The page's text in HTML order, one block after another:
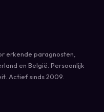
erkende paragnosten,
en België. Persoonlijk
Actief sinds 2009.